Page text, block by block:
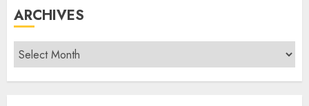
ARCHIVES
Archives